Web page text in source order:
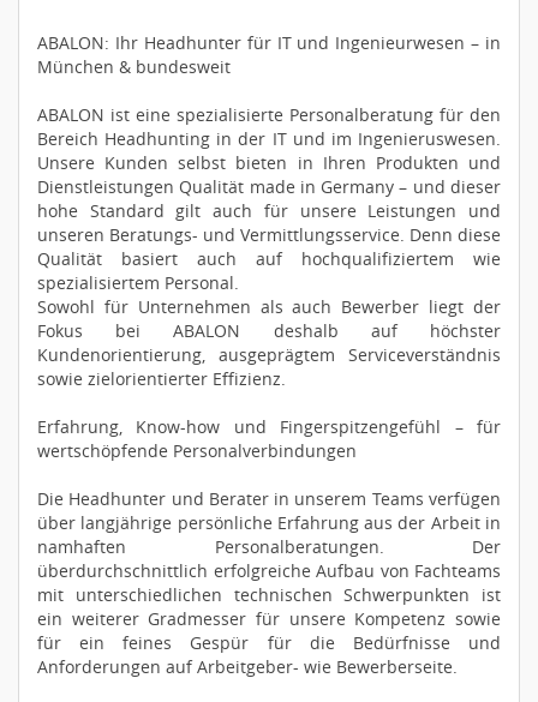
ABALON: Ihr Headhunter für IT und Ingenieurwesen – in
München & bundesweit
ABALON ist eine spezialisierte Personalberatung für den
Bereich Headhunting in der IT und im Ingenieruswesen.
Unsere Kunden selbst bieten in Ihren Produkten und
Dienstleistungen Qualität made in Germany – und dieser
hohe Standard gilt auch für unsere Leistungen und
unseren Beratungs- und Vermittlungsservice. Denn diese
Qualität basiert auch auf hochqualifiziertem wie
spezialisiertem Personal.
Sowohl für Unternehmen als auch Bewerber liegt der
Fokus bei ABALON deshalb auf höchster
Kundenorientierung, ausgeprägtem Serviceverständnis
sowie zielorientierter Effizienz.
Erfahrung, Know-how und Fingerspitzengefühl – für
wertschöpfende Personalverbindungen
Die Headhunter und Berater in unserem Teams verfügen
über langjährige persönliche Erfahrung aus der Arbeit in
namhaften Personalberatungen. Der
überdurchschnittlich erfolgreiche Aufbau von Fachteams
mit unterschiedlichen technischen Schwerpunkten ist
ein weiterer Gradmesser für unsere Kompetenz sowie
für ein feines Gespür für die Bedürfnisse und
Anforderungen auf Arbeitgeber- wie Bewerberseite.